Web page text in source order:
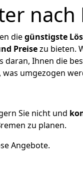
nach
diegünstigste
Preisezu bieten.
Ihnen die
umgezogen
Sie nicht und
zu planen.
Angebote.